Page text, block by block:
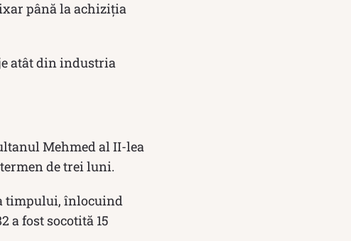
până la achiziția
atât din industria
Mehmed al II-lea
de trei luni.
timpului, înlocuind
a fost socotită 15